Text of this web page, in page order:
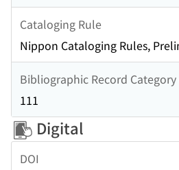
Cataloging Rule
Nippon Cataloging Rules,
Bibliographic Record Category
111
Digital
DOI